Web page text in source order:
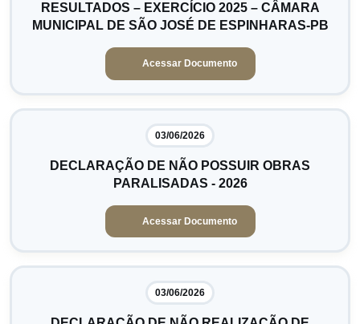
RESULTADOS – EXERCÍCIO 2025 – CÂMARA
MUNICIPAL DE SÃO JOSÉ DE ESPINHARAS-PB
Acessar Documento
03/06/2026
DECLARAÇÃO DE NÃO POSSUIR OBRAS
PARALISADAS - 2026
Acessar Documento
03/06/2026